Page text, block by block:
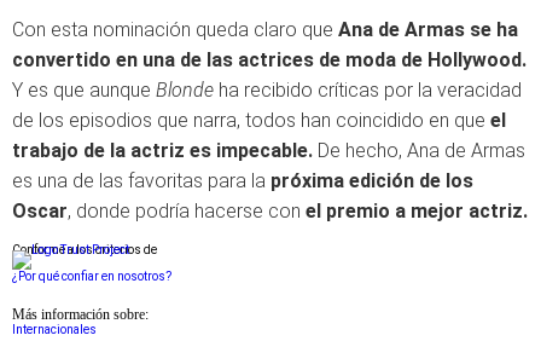
Con esta nominación queda claro que Ana de Armas se ha
convertido en una de las actrices de moda de Hollywood.
Y es que aunque Blonde ha recibido críticas por la veracidad
de los episodios que narra, todos han coincidido en que el
trabajo de la actriz es impecable. De hecho, Ana de Armas
es una de las favoritas para la próxima edición de los
Oscar, donde podría hacerse con el premio a mejor actriz.
Conforme a los criterios de
¿Por qué confiar en nosotros?
Más información sobre:
Internacionales